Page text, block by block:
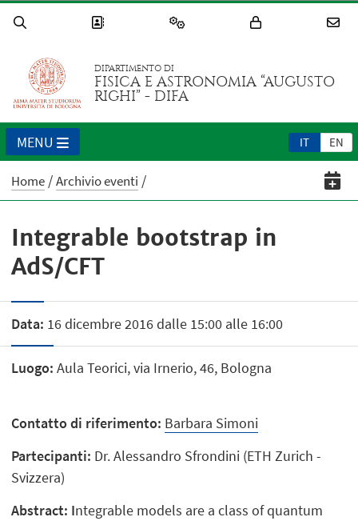
DIPARTIMENTO DI
FISICA E ASTRONOMIA “AUGUSTO
RIGHI” - DIFA
IT EN
MENU
Home Archivio eventi
Integrable bootstrap in
AdS/CFT
Data: 16 dicembre 2016 dalle 15:00 alle 16:00
Luogo: Aula Teorici, via Irnerio, 46, Bologna
Contatto di riferimento: Barbara Simoni
Partecipanti: Dr. Alessandro Sfrondini (ETH Zurich -
Svizzera)
Abstract: Integrable models are a class of quantum